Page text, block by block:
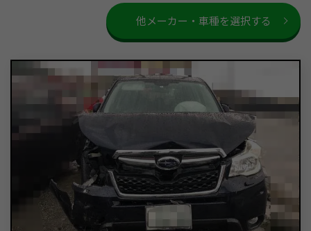
他メーカー・車種を選択する